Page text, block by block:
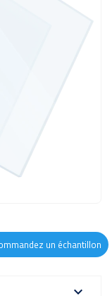
un échantillon
expand_more